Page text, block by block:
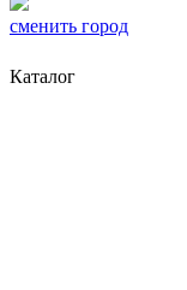
сменить город
Каталог